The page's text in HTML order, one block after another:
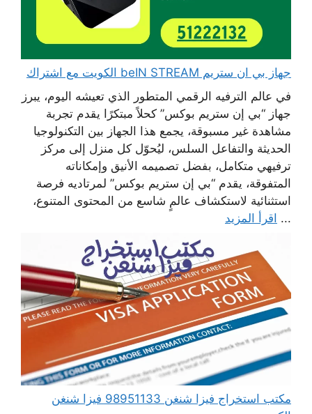
جهاز بي ان ستريم beIN STREAM الكويت مع اشتراك
في عالم الترفيه الرقمي المتطور الذي تعيشه اليوم، يبرز
جهاز “بي إن ستريم بوكس” كحلاً مبتكرًا يقدم تجربة
مشاهدة غير مسبوقة، يجمع هذا الجهاز بين التكنولوجيا
الحديثة والتفاعل السلس، ليُحوّل كل منزل إلى مركز
ترفيهي متكامل، بفضل تصميمه الأنيق وإمكاناته
المتفوقة، يقدم “بي إن ستريم بوكس” لمرتاديه فرصة
استثنائية لاستكشاف عالمٍ شاسع من المحتوى المتنوع،
... اقرأ المزيد
مكتب استخراج فيزا شنغن 98951133 فيزا شنغن